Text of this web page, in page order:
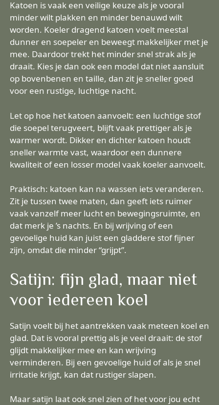
Katoen is vaak een veilige keuze als je vooral
minder wilt plakken en minder benauwd wilt
worden. Koeler dragend katoen voelt meestal
dunner en soepeler en beweegt makkelijker met je
mee. Daardoor trekt het minder snel strak als je
draait. Kies je dan ook een model dat niet aansluit
op bovenbenen en taille, dan zit je sneller goed
voor een rustige, luchtige nacht.
Let op hoe het katoen aanvoelt: een luchtige stof
die soepel terugveert, blijft vaak prettiger als je
warmer wordt. Dikker en dichter katoen houdt
sneller warmte vast, waardoor een dunnere
kwaliteit of een losser model vaak koeler aanvoelt.
Praktisch: katoen kan na wassen iets veranderen.
Zit je tussen twee maten, dan geeft iets ruimer
vaak vanzelf meer lucht en bewegingsruimte, en
dat merk je ’s nachts. En bij wrijving of een
gevoelige huid kan juist een gladdere stof fijner
zijn, omdat die minder “grijpt”.
Satijn: fijn glad, maar niet
voor iedereen koel
Satijn voelt bij het aantrekken vaak meteen koel en
glad. Dat is vooral prettig als je veel draait: de stof
glijdt makkelijker mee en kan wrijving
verminderen. Bij een gevoelige huid of als je snel
irritatie krijgt, kan dat rustiger slapen.
Maar satijn laat ook snel zien of het voor jou echt